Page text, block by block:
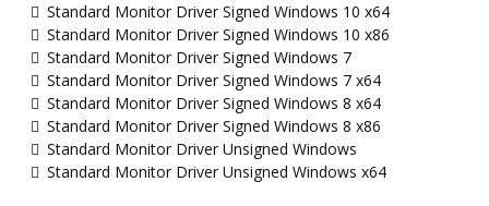
Standard Monitor Driver Signed Windows 10 x64
Standard Monitor Driver Signed Windows 10 x86
Standard Monitor Driver Signed Windows 7
Standard Monitor Driver Signed Windows 7 x64
Standard Monitor Driver Signed Windows 8 x64
Standard Monitor Driver Signed Windows 8 x86
Standard Monitor Driver Unsigned Windows
Standard Monitor Driver Unsigned Windows x64